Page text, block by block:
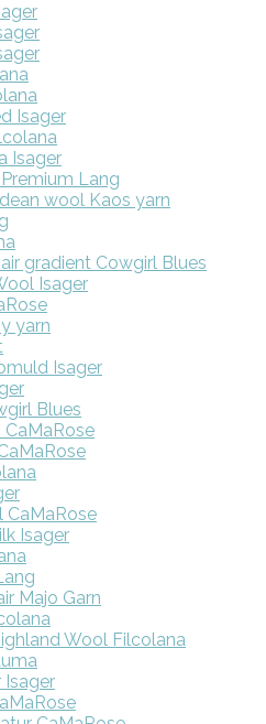
Isager
Isager
Lang
wool Kaos yarn
gradient Cowgirl Blues
Isager
yarn
Isager
Blues
CaMaRose
Isager
Majo Garn
Wool Filcolana
Isager